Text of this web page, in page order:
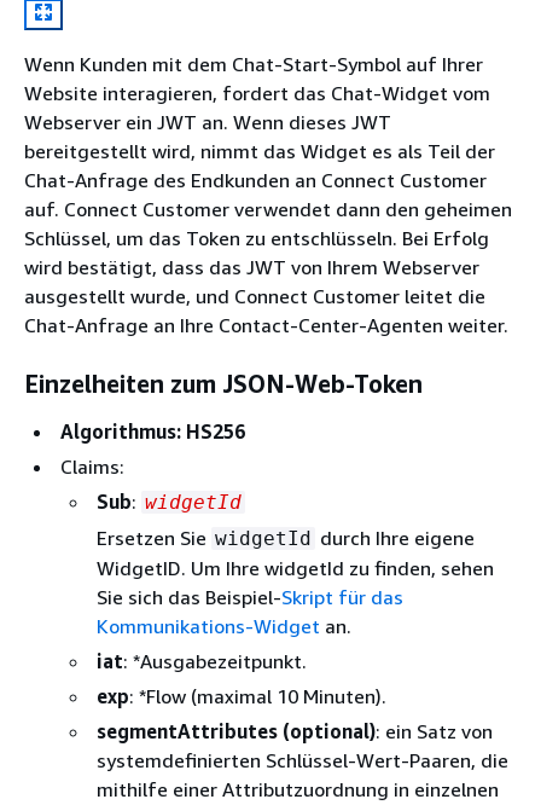
Wenn Kunden mit dem Chat-Start-Symbol auf Ihrer
Website interagieren, fordert das Chat-Widget vom
Webserver ein JWT an. Wenn dieses JWT
bereitgestellt wird, nimmt das Widget es als Teil der
Chat-Anfrage des Endkunden an Connect Customer
auf. Connect Customer verwendet dann den geheimen
Schlüssel, um das Token zu entschlüsseln. Bei Erfolg
wird bestätigt, dass das JWT von Ihrem Webserver
ausgestellt wurde, und Connect Customer leitet die
Chat-Anfrage an Ihre Contact-Center-Agenten weiter.
Einzelheiten zum JSON-Web-Token
Algorithmus: HS256
Claims:
Sub: widgetId
Ersetzen Sie widgetId durch Ihre eigene
WidgetID. Um Ihre widgetId zu finden, sehen
Sie sich das Beispiel-Skript für das
Kommunikations-Widget an.
iat: *Ausgabezeitpunkt.
exp: *Flow (maximal 10 Minuten).
segmentAttributes (optional): ein Satz von
systemdefinierten Schlüssel-Wert-Paaren, die
mithilfe einer Attributzuordnung in einzelnen